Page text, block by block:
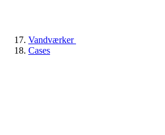
Vandværker
Cases